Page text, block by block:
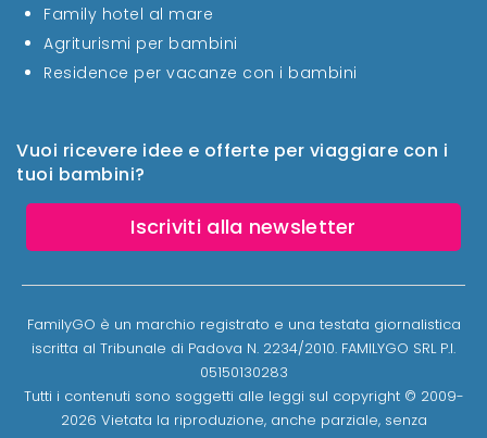
Vuoi ricevere idee e offerte per viaggiare con i
tuoi bambini?
Iscriviti alla newsletter
Family hotel al mare
Agriturismi per bambini
Residence per vacanze con i bambini
FamilyGO è un marchio registrato e una testata giornalistica
iscritta al Tribunale di Padova N. 2234/2010. FAMILYGO SRL P.I.
05150130283
Tutti i contenuti sono soggetti alle leggi sul copyright © 2009-
2026 Vietata la riproduzione, anche parziale, senza